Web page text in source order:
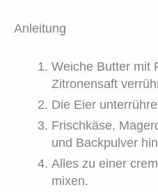
Anleitung
Weiche Butter mit
Zitronensaft
Die Eier
Frischkäse,
und Backpulver
Alles zu einer
mixen.